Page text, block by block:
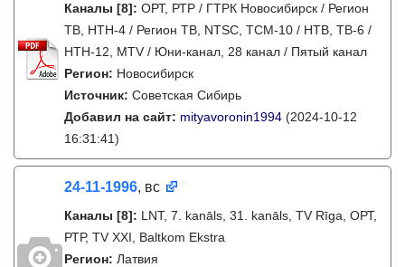
Каналы [8]: ОРТ, РТР / ГТРК Новосибирск / Регион
ТВ, НТН-4 / Регион ТВ, NTSC, ТСМ-10 / НТВ, ТВ-6 /
НТН-12, MTV / Юни-канал, 28 канал / Пятый канал
Регион: Новосибирск
Источник: Советская Сибирь
Добавил на сайт: mityavoronin1994 (2024-10-12
16:31:41)
24-11-1996, вс
Каналы [8]: LNT, 7. kanāls, 31. kanāls, TV Rīga, ОРТ,
РТР, TV XXI, Baltkom Ekstra
Регион: Латвия